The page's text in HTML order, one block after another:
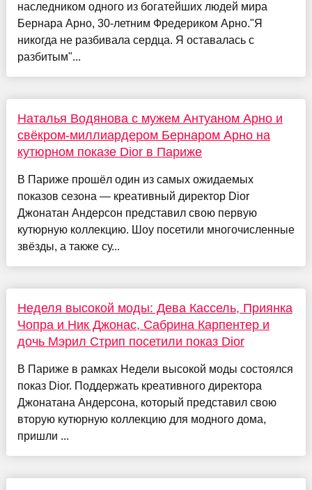
наследником одного из богатейших людей мира
Бернара Арно, 30-летним Фредериком Арно."Я
никогда не разбивала сердца. Я оставалась с
разбитым"...
Наталья Водянова с мужем Антуаном Арно и
свёкром-миллиардером Бернаром Арно на
кутюрном показе Dior в Париже
В Париже прошёл один из самых ожидаемых
показов сезона — креативный директор Dior
Джонатан Андерсон представил свою первую
кутюрную коллекцию. Шоу посетили многочисленные
звёзды, а также су...
Неделя высокой моды: Дева Кассель, Приянка
Чопра и Ник Джонас, Сабрина Карпентер и
дочь Мэрил Стрип посетили показ Dior
В Париже в рамках Недели высокой моды состоялся
показ Dior. Поддержать креативного директора
Джонатана Андерсона, который представил свою
вторую кутюрную коллекцию для модного дома,
пришли ...